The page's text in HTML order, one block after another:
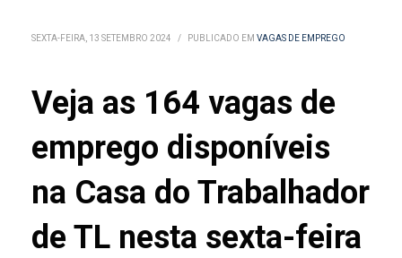
SEXTA-FEIRA, 13 SETEMBRO 2024 / PUBLICADO EM VAGAS DE EMPREGO
Veja as 164 vagas de
emprego disponíveis
na Casa do Trabalhador
de TL nesta sexta-feira